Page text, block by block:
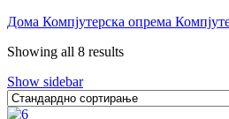
Дома Компјутерска опрема
Showing all 8 results
Show sidebar